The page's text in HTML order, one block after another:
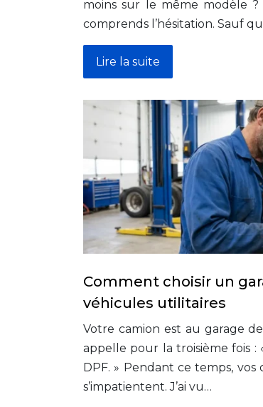
moins sur le même modèle
comprends l’hésitation. Sauf
Lire la suite
Comment choisir un
véhicules utilitaires
Votre camion est au garage
appelle pour la troisième fois :
DPF. » Pendant ce temps,
s’impatientent. J’ai vu…